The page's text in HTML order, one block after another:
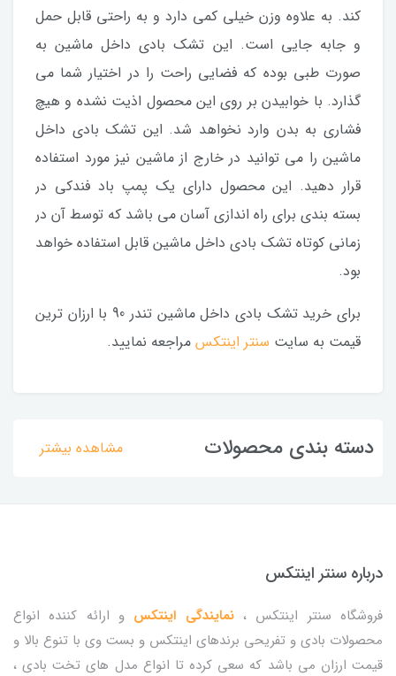
کند. به علاوه وزن خیلی کمی دارد و به راحتی قابل حمل
و جابه جایی است. این تشک بادی داخل ماشین به
صورت طبی بوده که فضایی راحت را در اختیار شما می
گذارد. با خوابیدن بر روی این محصول اذیت نشده و هیچ
فشاری به بدن وارد نخواهد شد. این تشک بادی داخل
ماشین را می توانید در خارج از ماشین نیز مورد استفاده
قرار دهید. این محصول دارای یک پمپ باد فندکی در
بسته بندی برای راه اندازی آسان می باشد که توسط آن در
زمانی کوتاه تشک بادی داخل ماشین قابل استفاده خواهد
بود.
برای خرید تشک بادی داخل ماشین تندر 90 با ارزان ترین
قیمت به سایت سنتر اینتکس مراجعه نمایید.
دسته بندی محصولات مشاهده بیشتر
درباره سنتر اینتکس
فروشگاه سنتر اینتکس ،نمایندگی اینتکس و ارائه کننده انواع
محصولات بادی و تفریحی برندهای اینتکس و بست وی با تنوع بالا و
قیمت ارزان می باشد که سعی کرده تا انواع مدل های تخت بادی ،